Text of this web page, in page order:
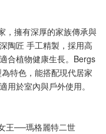
，擁有深厚的家族傳承與
陶匠 手工精製，採用高
合植物健康生長。Bergs
特色，能搭配現代居家
用於室內與戶外使用。
王──瑪格麗特二世